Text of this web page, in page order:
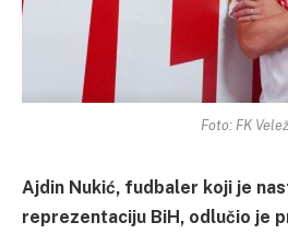
Foto: FK Velež
Ajdin Nukić, fudbaler koji je
reprezentaciju BiH, odlučio je